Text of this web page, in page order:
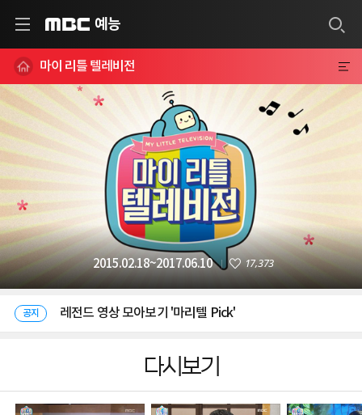
예능
마이 리틀 텔레비전
2015.02.18~2017.06.10 17,373
공지 레전드 영상 모아보기 '마리텔 Pick'
다시보기